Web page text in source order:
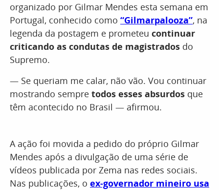
organizado por Gilmar Mendes esta semana em
Portugal, conhecido como “Gilmarpalooza”, na
legenda da postagem e prometeu continuar
criticando as condutas de magistrados do
Supremo.
— Se queriam me calar, não vão. Vou continuar
mostrando sempre todos esses absurdos que
têm acontecido no Brasil — afirmou.
A ação foi movida a pedido do próprio Gilmar
Mendes após a divulgação de uma série de
vídeos publicada por Zema nas redes sociais.
Nas publicações, o ex-governador mineiro usa